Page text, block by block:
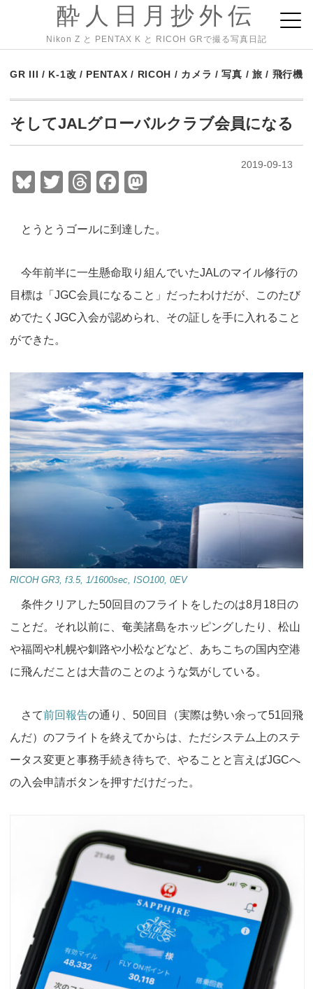
酔人日月抄外伝
Nikon Z と PENTAX K と RICOH GRで撮る写真日記
GR III / K-1改 / PENTAX / RICOH / カメラ /写真 / 旅 / 飛行機
そしてJALグローバルクラブ会員になる
2019-09-13
Bl
e
y
T
tt
T
e
d
s
F
c
b
o
o
st
d
o
n
とうとうゴールに到達した。
今年前半に一生懸命取り組んでいたJALのマイル修行の
目標は「JGC会員になること」だったわけだが、このたび
めでたくJGC入会が認められ、その証しを手に入れること
ができた。
RICOH GR3, f3.5, 1/1600sec, ISO100, 0EV
条件クリアした50回目のフライトをしたのは8月18日の
ことだ。それ以前に、奄美諸島をホッピングしたり、松山
や福岡や札幌や釧路や小松などなど、あちこちの国内空港
に飛んだことは大昔のことのような気がしている。
さて前回報告の通り、50回目（実際は勢い余って51回飛
んだ）のフライトを終えてからは、ただシステム上のステ
ータス変更と事務手続き待ちで、やることと言えばJGCへ
の入会申請ボタンを押すだけだった。